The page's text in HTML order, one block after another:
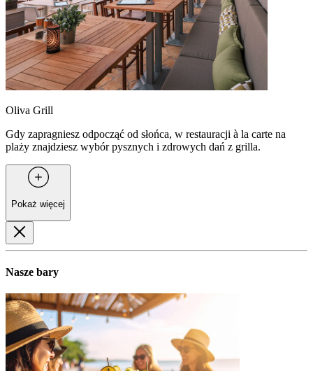
Oliva Grill
Gdy zapragniesz odpocząć od słońca, w restauracji à la carte na
plaży znajdziesz wybór pysznych i zdrowych dań z grilla.
Pokaż więcej
Nasze bary